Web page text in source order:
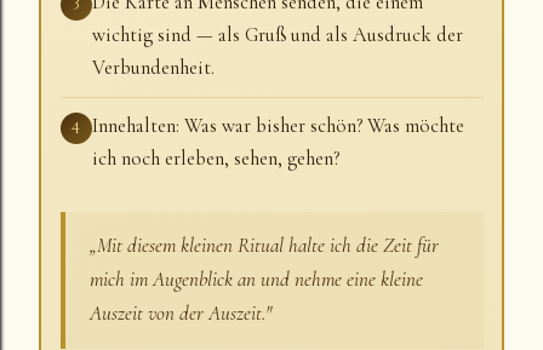
wichtig sind — als Gruß und als Ausdruck der
Verbundenheit.
4 Innehalten: Was war bisher schön? Was möchte
ich noch erleben, sehen, gehen?
„Mit diesem kleinen Ritual halte ich die Zeit für
mich im Augenblick an und nehme eine kleine
Auszeit von der Auszeit."